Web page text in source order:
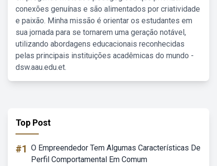
conexões genuínas e são alimentados por criatividade
e paixão. Minha missão é orientar os estudantes em
sua jornada para se tornarem uma geração notável,
utilizando abordagens educacionais reconhecidas
pelas principais instituições acadêmicas do mundo -
dsw.aau.edu.et.
Top Post
#1 O Empreendedor Tem Algumas Características De
Perfil Comportamental Em Comum